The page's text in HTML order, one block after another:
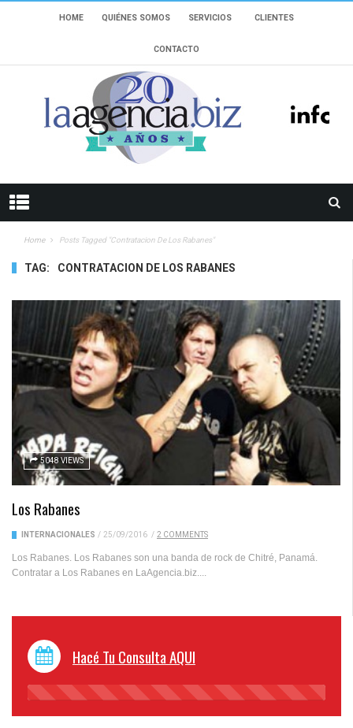
HOME QUIÉNES SOMOS SERVICIOS CLIENTES
CONTACTO
Home Posts Tagged "contratacion De Los Rabanes"
TAG: CONTRATACION DE LOS RABANES
5048 VIEWS
Los Rabanes
INTERNACIONALES / 25/09/2016 / 2 COMMENTS
Los Rabanes. Los Rabanes son una banda de rock de Chitré, Panamá.
Contratar a Los Rabanes en LaAgencia.biz....
Hacé Tu Consulta AQUI
45%